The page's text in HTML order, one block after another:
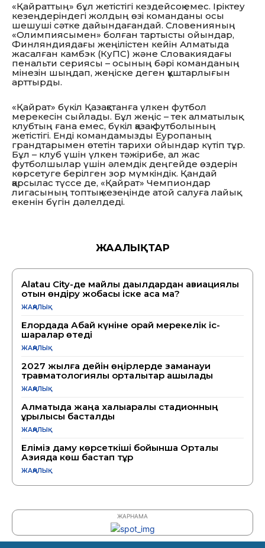
«Қайраттың» бұл жетістігі кездейсоқ емес. Іріктеу
кезеңдеріндегі жолдың өзі команданы осы
шешуші сәтке дайындағандай. Словенияның
«Олимпиясымен» болған тартысты ойындар,
Финляндиядағы жеңілістен кейін Алматыда
жасалған камбэк (КуПС) және Словакиядағы
пенальти сериясы – осының бәрі команданың
мінезін шыңдап, жеңіске деген құштарлығын
арттырды.
«Қайрат» бүкіл Қазақстанға үлкен футбол
мерекесін сыйлады. Бұл жеңіс – тек алматылық
клубтың ғана емес, бүкіл қазақ футболының
жетістігі. Енді командамызды Еуропаның
грандтарымен өтетін тарихи ойындар күтіп тұр.
Бұл – клуб үшін үлкен тәжірибе, ал жас
футболшылар үшін әлемдік деңгейде өздерін
көрсетуге берілген зор мүмкіндік. Қандай
қарсылас түссе де, «Қайрат» Чемпиондар
лигасының топтық кезеңінде атой салуға лайық
екенін бүгін дәлелдеді.
ЖАҢАЛЫҚТАР
Alatau City-де майлы дақылдардан авиациялық
отын өндіру жобасы іске аса ма?
ЖАҢАЛЫҚ
Елордада Абай күніне орай мерекелік іс-
шаралар өтеді
ЖАҢАЛЫҚ
2027 жылға дейін өңірлерде заманауи
травматологиялық орталықтар ашылады
ЖАҢАЛЫҚ
Алматыда жаңа халықаралық стадионның
құрылысы басталды
ЖАҢАЛЫҚ
Еліміз даму көрсеткіші бойынша Орталық
Азияда көш бастап тұр
ЖАҢАЛЫҚ
ЖАРНАМА